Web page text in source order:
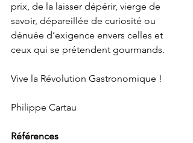
prix, de la laisser dépérir, vierge de
savoir, dépareillée de curiosité ou
dénuée d’exigence envers celles et
ceux qui se prétendent gourmands.
Vive la Révolution Gastronomique !
Philippe Cartau
Références